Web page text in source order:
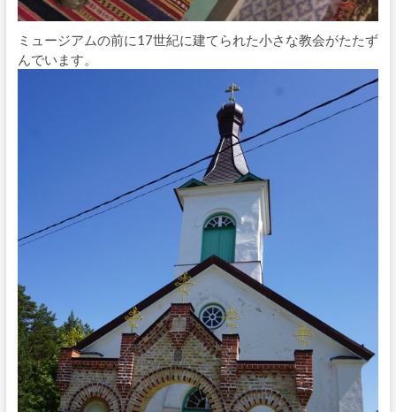
ミュージアムの前に17世紀に建てられた小さな教会がたたず
んでいます。